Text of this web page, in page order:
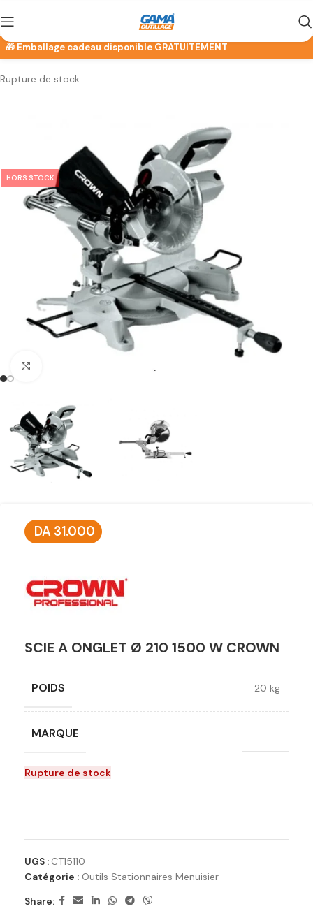
Rupture de stock
HORS STOCK
DA 31.000
SCIE A ONGLET Ø 210 1500 W CROWN
POIDS 20 kg
MARQUE
Rupture de stock
UGS : CT15110
Catégorie : Outils Stationnaires Menuisier
Share: